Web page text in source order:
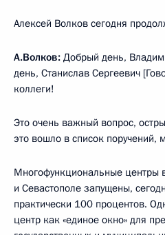
Алексей Волков сегодня
А.Волков: Добрый день,
день, Станислав Сергеевич
коллеги!
Это очень важный вопрос,
это вошло в список поручений,
Многофункциональные центры
и Севастополе запущены,
практически 100 процентов.
центр как «единое окно» для